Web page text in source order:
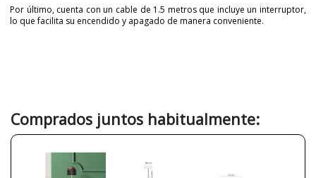
Por último, cuenta con un cable de 1.5 metros que incluye un interruptor,
lo que facilita su encendido y apagado de manera conveniente.
Negro
Rojo
Ancho (cm)
Comprados juntos habitualmente: